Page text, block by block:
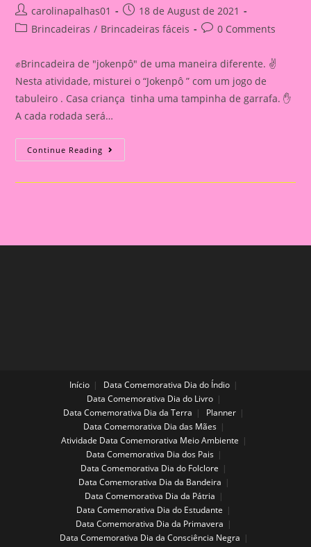
Post
author:
carolinapalhas01
Post
published:
18 de August de 2021
PostBrincadeiras / Brincadeiras fáceis
Post0 Comments
✊Brincadeira de "jokenpô" de uma maneira diferente. ✌
Nesta atividade, misturei o “Jokenpô ” com um jogo de
tabuleiro . Casa criança tinha uma tampinha de garrafa. ✋
A cada rodada será…
Continue Reading Brincadeira
Corrida
Início
Data Comemorativa Dia do Índio
Data Comemorativa Dia do Livro
Data Comemorativa Dia da Terra
Planner
Data Comemorativa Dia das Mães
Atividade Data Comemorativa Meio Ambiente
Data Comemorativa Dia dos Pais
Data Comemorativa Dia do Folclore
Data Comemorativa Dia da Bandeira
Data Comemorativa Dia da Pátria
Data Comemorativa Dia do Estudante
Data Comemorativa Dia da Primavera
Data Comemorativa Dia da Consciência Negra